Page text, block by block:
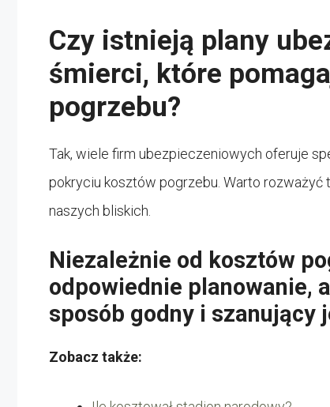
Czy istnieją plany
śmierci, które
pogrzebu?
Tak, wiele firm ubezpieczeniowych oferuje
pokryciu kosztów pogrzebu. Warto rozważyć
naszych bliskich.
Niezależnie od kosztów
odpowiednie planowanie,
sposób godny i szanujący
Zobacz także: